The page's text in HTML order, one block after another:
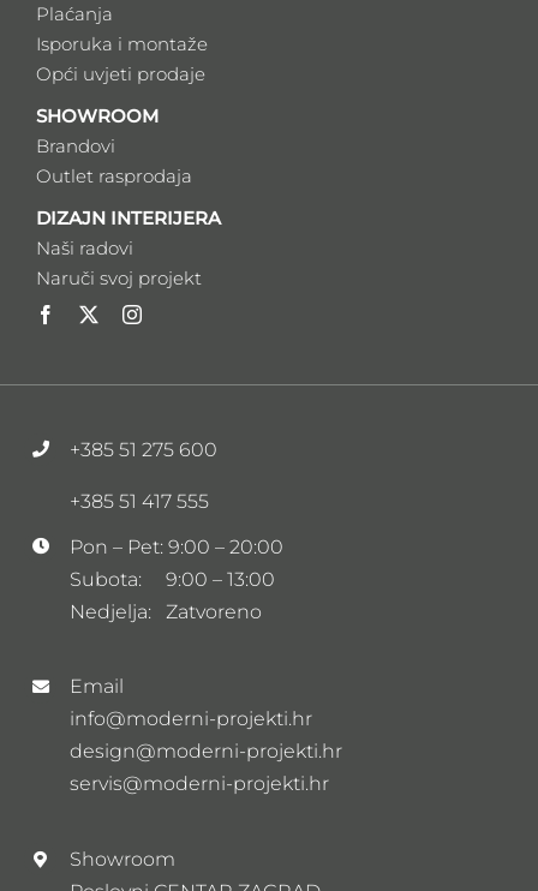
Plaćanja
Isporuka i montaže
Opći uvjeti prodaje
SHOWROOM
Brandovi
Outlet rasprodaja
DIZAJN INTERIJERA
Naši radovi
Naruči svoj projekt
+385 51 275 600
+385 51 417 555
Pon – Pet: 9:00 – 20:00
Subota: 9:00 – 13:00
Nedjelja: Zatvoreno
Email
info@moderni-projekti.hr
design@moderni-projekti.hr
servis@moderni-projekti.hr
Showroom